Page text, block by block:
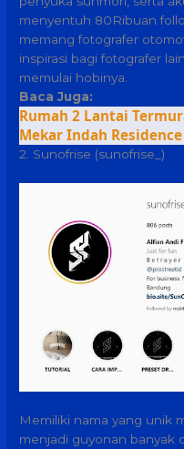
menyentuh 80Ribuan
memang fotografer
inspirasi bagi fotografer
memulai hobinya.
Baca Juga:
Rumah 2 Lantai
Mekar Indah Residence
2. Sunofrise (sunofrise_)
Memiliki nama yang unik
menjadi guyonan banyak